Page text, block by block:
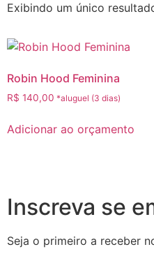
Exibindo um único
Robin Hood Feminina
R$ 140,00
Adicionar ao orçamento
Inscreva se
Seja o primeiro a receber